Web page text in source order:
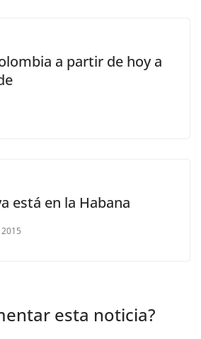
a partir de hoy a
está en la Habana
esta noticia?